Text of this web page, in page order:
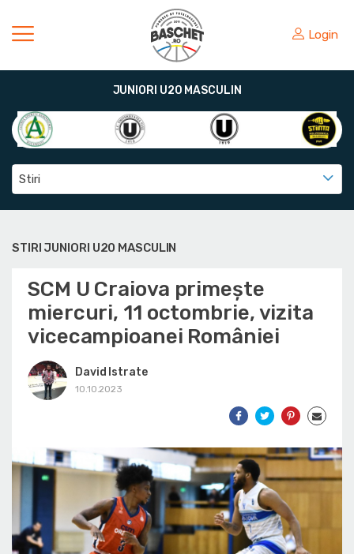
Login
JUNIORI U20 MASCULIN
Stiri
STIRI JUNIORI U20 MASCULIN
SCM U Craiova primește
miercuri, 11 octombrie, vizita
vicecampioanei României
David Istrate
10.10.2023